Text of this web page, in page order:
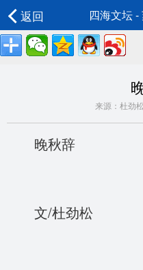
返回 四海文坛
来源：杜
晚秋辞
文/杜劲松